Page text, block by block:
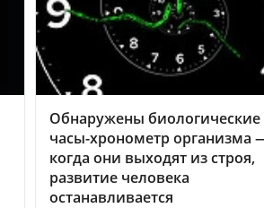
Обнаружены биологические
часы-хронометр организма
когда они выходят из строя,
развитие человека
останавливается